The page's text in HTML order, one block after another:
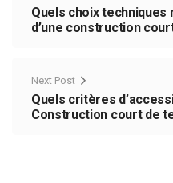
Quels choix techniques
d’une construction
Next Post
Quels critères
Construction court de